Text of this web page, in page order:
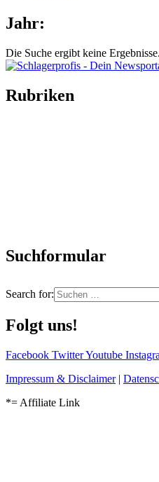
Jahr:
Die Suche ergibt keine Ergebnisse.
Rubriken
Suchformular
Search for:
Folgt uns!
Facebook TwitterYoutube
Impressum & Disclaimer|
*= Affiliate Link